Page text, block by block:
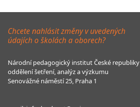
Chcete nahlásit změny v uvedených
údajích o školách a oborech?
Národní pedagogický institut České republiky
oddělení šetření, analýz a výzkumu
Senovážné náměstí 25, Praha 1